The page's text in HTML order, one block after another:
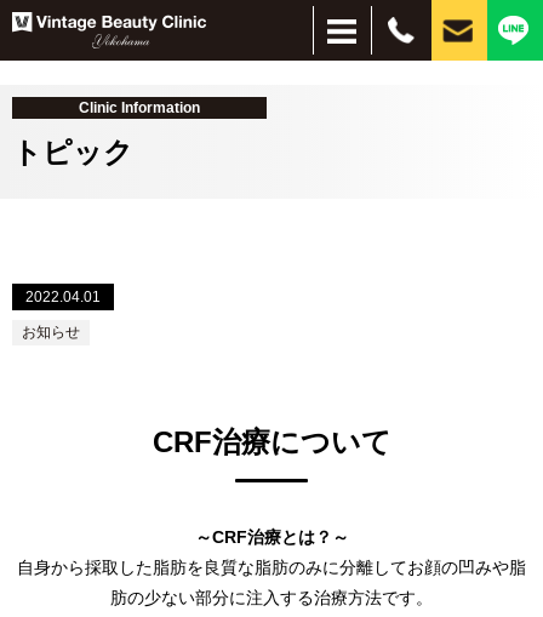
お悩み別しみ・美肌
脱毛
ほくろ
しわ・たるみ
目元、目周りの若返り
刺青除去
施術別インモードリフト
サブシジョン
水光注射
ピーリング
ハイドラブースター
レーザー脱毛
美容点滴・注射
フォトフェイシャル
イオン導入・エレクトロポレーション
PRP
コンデンスリッチファット（CRF）
脂肪吸引注射
ヒアルロン酸
プルリアルシリーズ
リジュラン
ボトックス
小顔（脂肪溶解）注射
PICOレーザー
CO2レーザー
眼瞼下垂、二重、目元のたるみ
経結膜脱脂
HIFU（ハイフ）ウルトラセルZi
フェイスタイト
ボルニューマー
ダーマペン４
シルファームX
医療アートメイク
毛髪再生療法
スレッドリフト（糸リフト）
MPガン
VISIA
Clinic Information
トピック
2022.04.01
お知らせ
CRF治療について
～CRF治療とは？～
自身から採取した脂肪を良質な脂肪のみに分離してお顔の凹みや脂
肪の少ない部分に注入する治療方法です。